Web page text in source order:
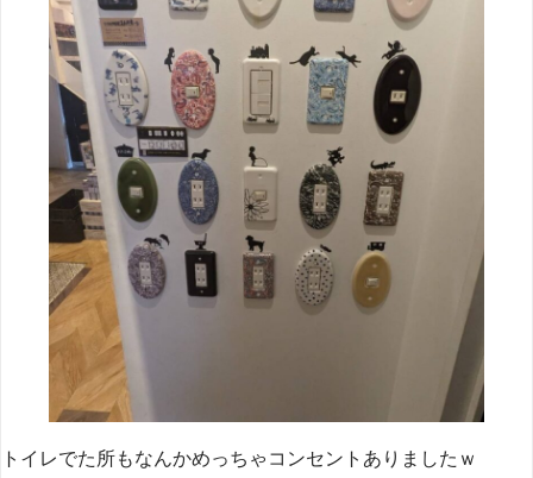
トイレでた所もなんかめっちゃコンセントありましたｗ